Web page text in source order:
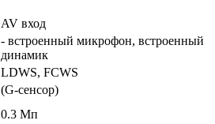
AV вход
- встроенный микрофон, встроенный
динамик
LDWS, FCWS
(G-сенсор)
0.3 Мп